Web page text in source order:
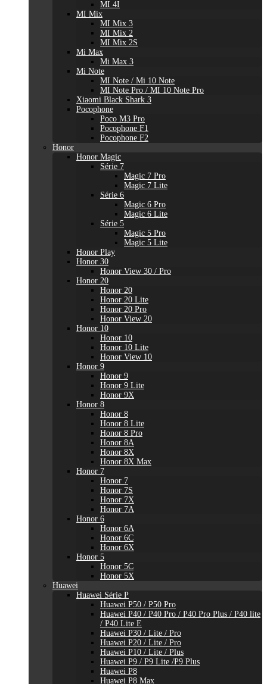
MI 4I
MI Mix
MI Mix 3
MI Mix 2
MI Mix 2S
Mi Max
Mi Max 3
Mi Note
MI Note / Mi 10 Note
MI Note Pro / MI 10 Note Pro
Xiaomi Black Shark 3
Pocophone
Poco M3 Pro
Pocophone F1
Pocophone F2
Honor
Honor Magic
Série 7
Magic 7 Pro
Magic 7 Lite
Série 6
Magic 6 Pro
Magic 6 Lite
Série 5
Magic 5 Pro
Magic 5 Lite
Honor Play
Honor 30
Honor View 30 / Pro
Honor 20
Honor 20
Honor 20 Lite
Honor 20 Pro
Honor View 20
Honor 10
Honor 10
Honor 10 Lite
Honor View 10
Honor 9
Honor 9
Honor 9 Lite
Honor 9X
Honor 8
Honor 8
Honor 8 Lite
Honor 8 Pro
Honor 8A
Honor 8X
Honor 8X Max
Honor 7
Honor 7
Honor 7S
Honor 7X
Honor 7A
Honor 6
Honor 6A
Honor 6C
Honor 6X
Honor 5
Honor 5C
Honor 5X
Huawei
Huawei Série P
Huawei P50 / P50 Pro
Huawei P40 / P40 Pro / P40 Pro Plus / P40 lite
/ P40 Lite E
Huawei P30 / Lite / Pro
Huawei P20 / Lite / Pro
Huawei P10 / Lite / Plus
Huawei P9 / P9 Lite /P9 Plus
Huawei P8
Huawei P8 Max